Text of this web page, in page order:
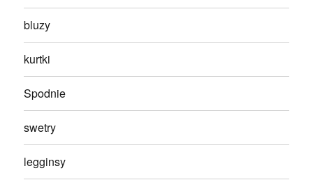
bluzy
kurtki
Spodnie
swetry
legginsy